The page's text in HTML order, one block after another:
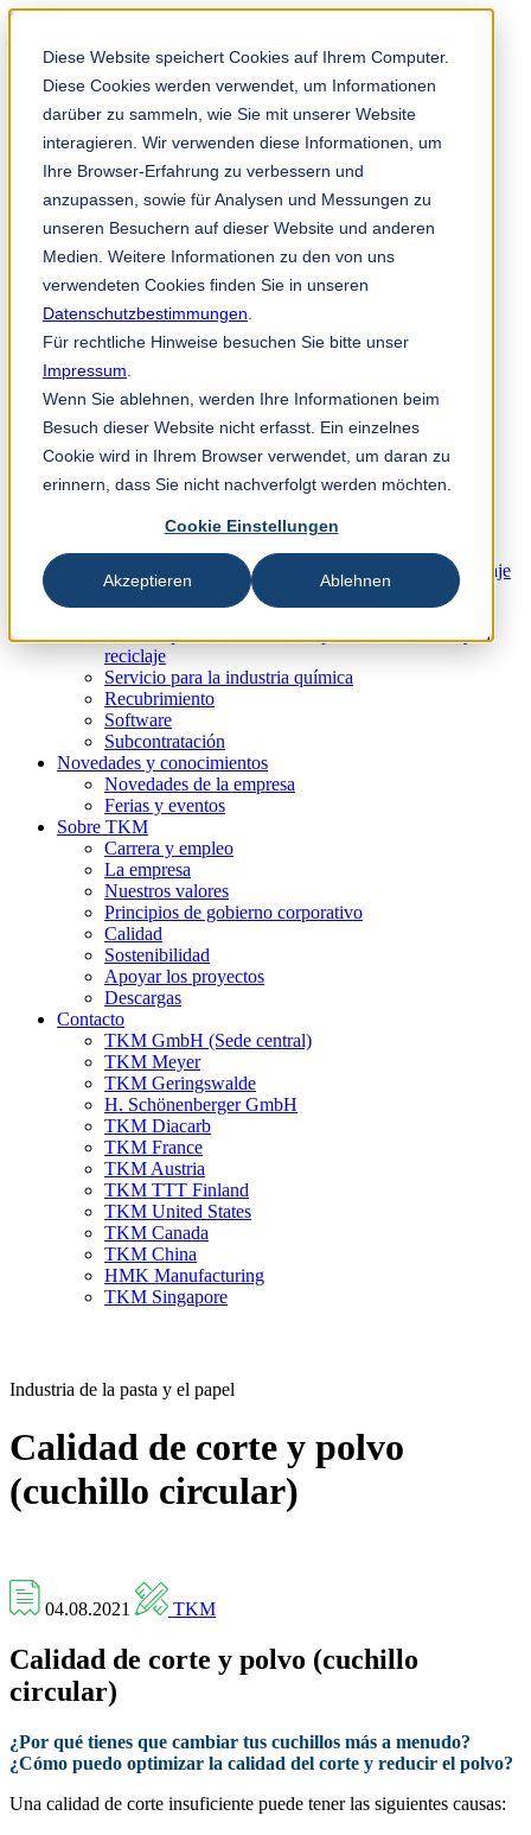
Diese Website speichert Cookies auf Ihrem Computer.
Diese Cookies werden verwendet, um Informationen
darüber zu sammeln, wie Sie mit unserer Website
interagieren. Wir verwenden diese Informationen, um
Ihre Browser-Erfahrung zu verbessern und
anzupassen, sowie für Analysen und Messungen zu
unseren Besuchern auf dieser Website und anderen
Medien. Weitere Informationen zu den von uns
verwendeten Cookies finden Sie in unseren
Datenschutzbestimmungen
Für rechtliche Hinweise besuchen Sie bitte unser
Impressum
Wenn Sie ablehnen, werden Ihre Informationen beim
Besuch dieser Website nicht erfasst. Ein einzelnes
Cookie wird in Ihrem Browser verwendet, um daran zu
erinnern, dass Sie nicht nachverfolgt werden möchten.
Cookie Einstellungen
Akzeptieren Ablehnen
Solution Finder
TKM App
es
Industrias y productos
Industria papelera
No tejido
Industria madera
Industria metal
Industria del plástico, caucho y reciclaje
Industria alimentaria
Industria química
Servicio y asesoramiento
Servicio para la industria papelera
Servicio para la industria de la impresión y el embalaje
Servicio para la industria maderera
Servicio para la industria del metal
Servicio para la industria del plástico, el caucho y el
reciclaje
Servicio para la industria química
Recubrimiento
Software
Subcontratación
Novedades y conocimientos
Novedades de la empresa
Ferias y eventos
Sobre TKM
Carrera y empleo
La empresa
Nuestros valores
Principios de gobierno corporativo
Calidad
Sostenibilidad
Apoyar los proyectos
Descargas
Contacto
TKM GmbH (Sede central)
TKM Meyer
TKM Geringswalde
H. Schönenberger GmbH
TKM Diacarb
TKM France
TKM Austria
TKM TTT Finland
TKM United States
TKM Canada
TKM China
HMK Manufacturing
TKM Singapore
Industria de la pasta y el papel
Calidad de corte y polvo
(cuchillo circular)
04.08.2021 TKM
Calidad de corte y polvo (cuchillo
circular)
¿Por qué tienes que cambiar tus cuchillos más a menudo?
¿Cómo puedo optimizar la calidad del corte y reducir el polvo?
Una calidad de corte insuficiente puede tener las siguientes causas: